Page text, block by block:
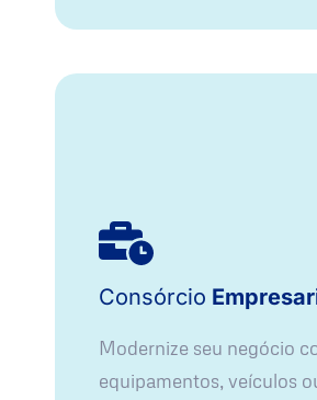
Consórcio
Modernize seu negócio
equipamentos, veículos